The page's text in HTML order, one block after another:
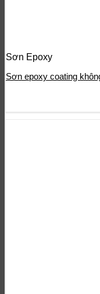
Sơn Epoxy
Sơn epoxy coating